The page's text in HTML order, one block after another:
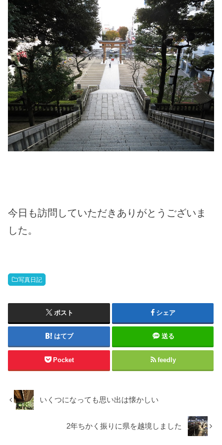
今日も訪問していただきありがとうございま
した。
写真日記
ポスト シェア
はてブ 送る
Pocket feedly
いくつになっても思い出は懐かしい
2年ちかく振りに県を越境しました